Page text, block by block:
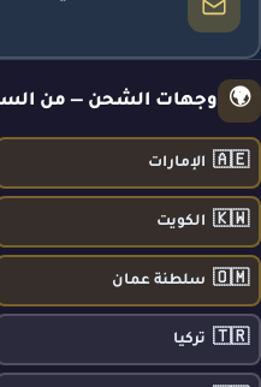
🌍 وجهات الشحن — من
🇦🇪 الإمارات
🇰🇼 الكويت
🇴🇲 سلطنة عمان
🇹🇷 تركيا